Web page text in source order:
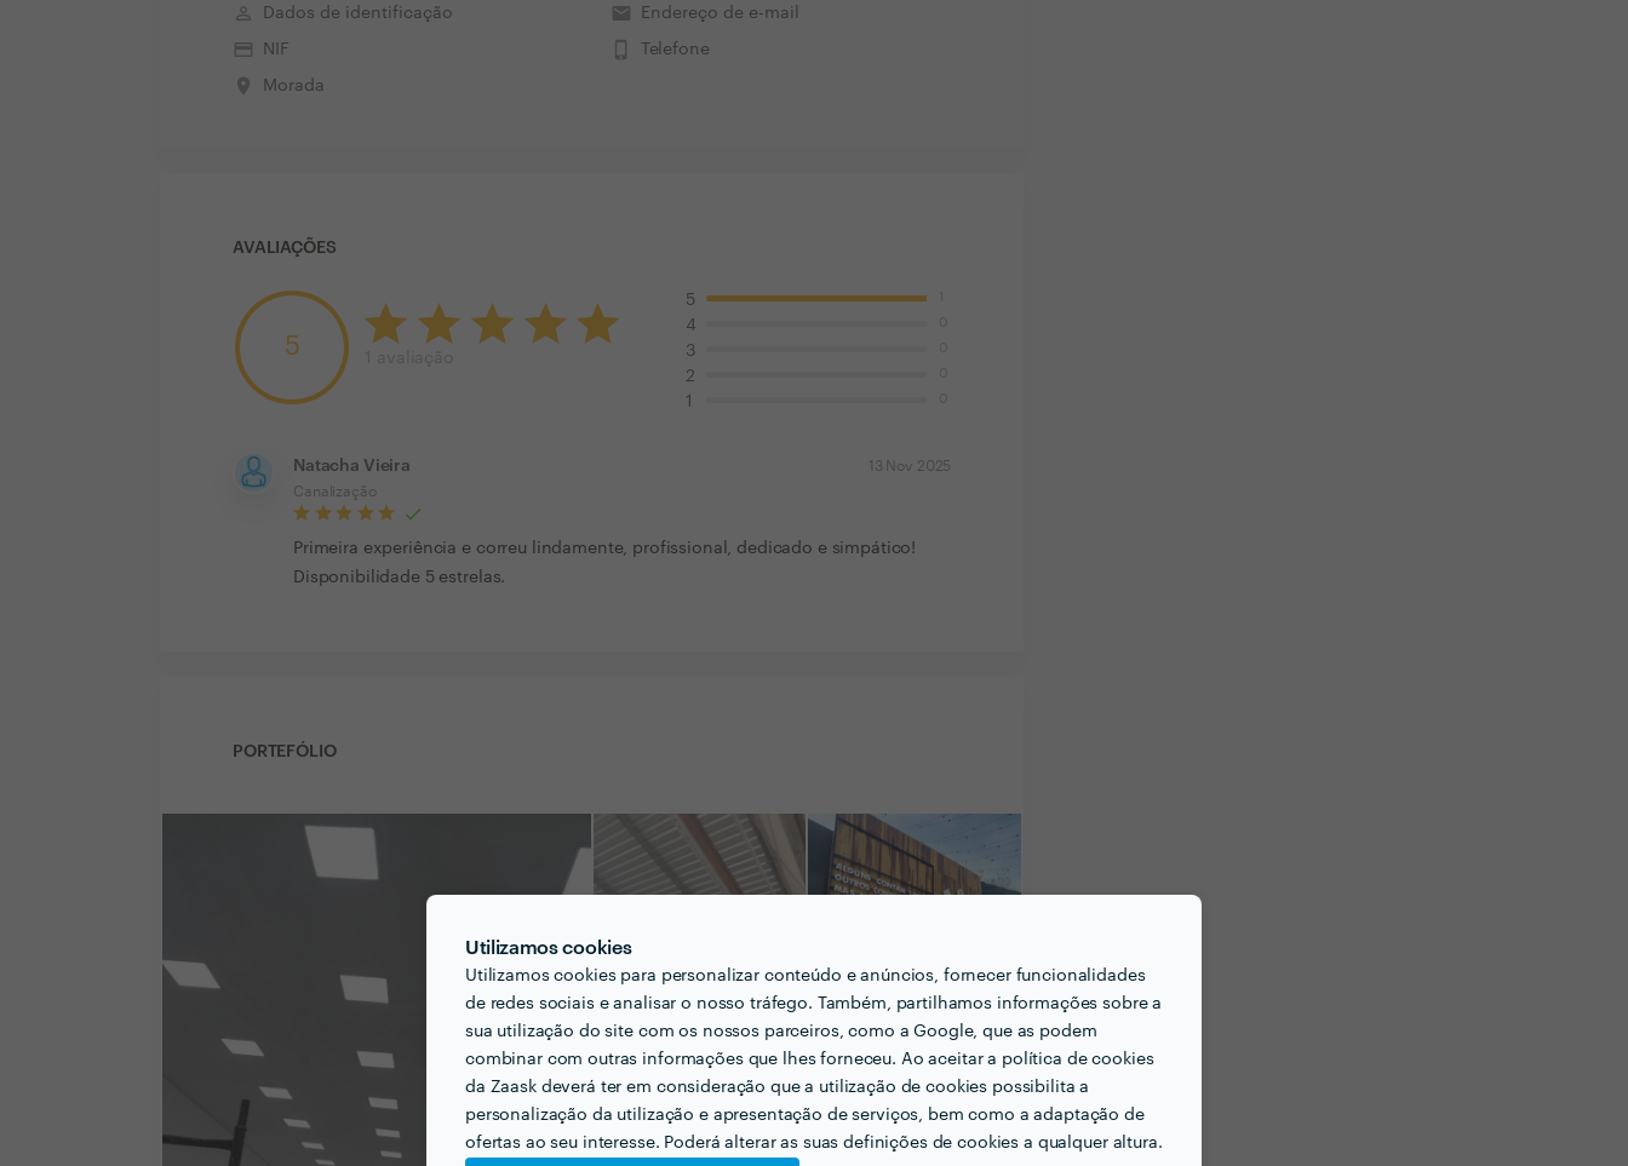
Utilizamos cookies
Utilizamos cookies para personalizar conteúdo e anúncios, fornecer funcionalidades
de redes sociais e analisar o nosso tráfego. Também, partilhamos informações sobre a
sua utilização do site com os nossos parceiros, como a Google, que as podem
combinar com outras informações que lhes forneceu. Ao aceitar a política de cookies
da Zaask deverá ter em consideração que a utilização de cookies possibilita a
personalização da utilização e apresentação de serviços, bem como a adaptação de
ofertas ao seu interesse. Poderá alterar as suas definições de cookies a qualquer altura.
perm_identity Dados de identificação
credit_card NIF
place Morada
email Endereço de e-mail
phone_iphone Telefone
AVALIAÇÕES
5
5
4
3
2
1
Natacha Vieira
Canalização
13 Nov 2025
Primeira experiência e correu lindamente, profissional, dedicado e simpático!
Disponibilidade 5 estrelas.
PORTEFÓLIO